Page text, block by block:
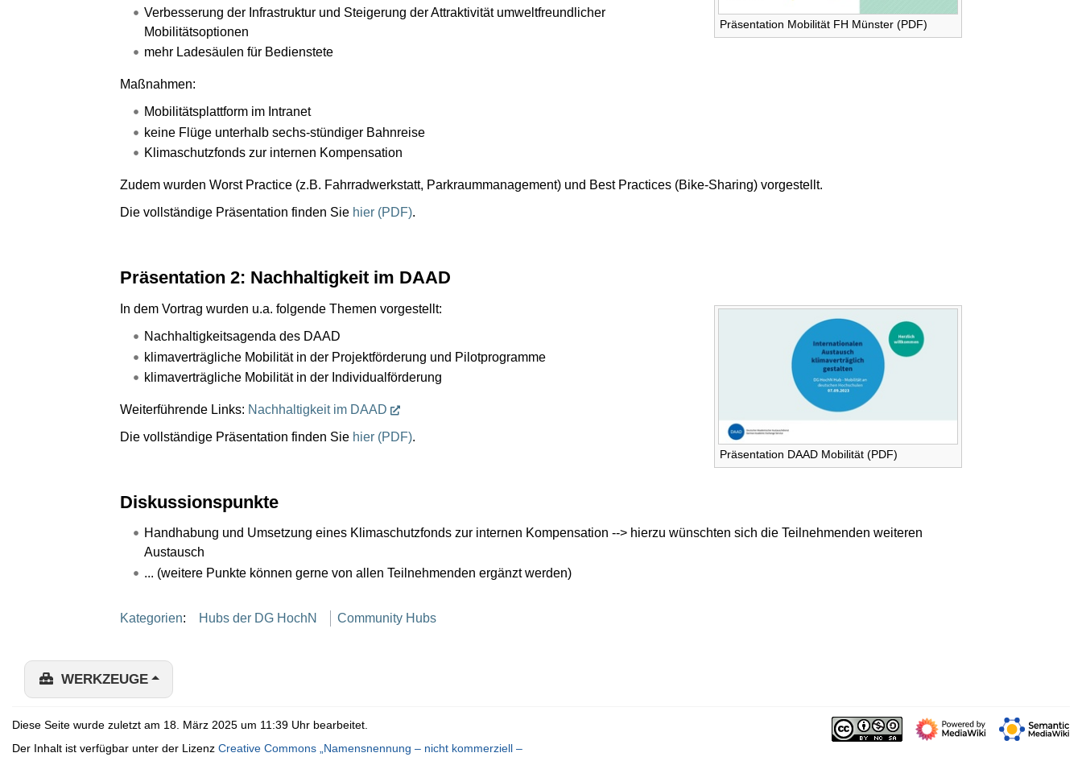
Präsentation Mobilität FH Münster (PDF)
Verbesserung der Infrastruktur und Steigerung der Attraktivität umweltfreundlicher
Mobilitätsoptionen
mehr Ladesäulen für Bedienstete
Maßnahmen:
Mobilitätsplattform im Intranet
keine Flüge unterhalb sechs-stündiger Bahnreise
Klimaschutzfonds zur internen Kompensation
Zudem wurden Worst Practice (z.B. Fahrradwerkstatt, Parkraummanagement) und Best Practices (Bike-Sharing) vorgestellt.
Die vollständige Präsentation finden Sie hier (PDF).
Präsentation 2: Nachhaltigkeit im DAAD
Präsentation DAAD Mobilität (PDF)
In dem Vortrag wurden u.a. folgende Themen vorgestellt:
Nachhaltigkeitsagenda des DAAD
klimaverträgliche Mobilität in der Projektförderung und Pilotprogramme
klimaverträgliche Mobilität in der Individualförderung
Weiterführende Links: Nachhaltigkeit im DAAD
Die vollständige Präsentation finden Sie hier (PDF).
Diskussionspunkte
Handhabung und Umsetzung eines Klimaschutzfonds zur internen Kompensation --> hierzu wünschten sich die Teilnehmenden weiteren
Austausch
... (weitere Punkte können gerne von allen Teilnehmenden ergänzt werden)
Kategorien: Hubs der DG HochN Community Hubs
WERKZEUGE
Diese Seite wurde zuletzt am 18. März 2025 um 11:39 Uhr bearbeitet.
Der Inhalt ist verfügbar unter der Lizenz Creative Commons „Namensnennung – nicht kommerziell –